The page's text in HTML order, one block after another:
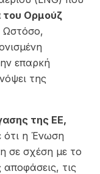
του Ορμούζ
Ωστόσο,
επαρκή
της
της ΕΕ,
ότι η Ένωση
σε σχέση με το
αποφάσεις, τις